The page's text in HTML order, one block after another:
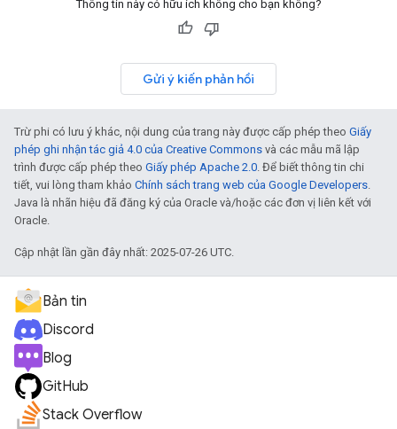
Thông tin này có hữu ích không cho bạn không?
Gửi ý kiến phản hồi
Trừ phi có lưu ý khác, nội dung của trang này được cấp phép theo Giấy
phép ghi nhận tác giả 4.0 của Creative Commons và các mẫu mã lập
trình được cấp phép theo Giấy phép Apache 2.0. Để biết thông tin chi
tiết, vui lòng tham khảo Chính sách trang web của Google Developers.
Java là nhãn hiệu đã đăng ký của Oracle và/hoặc các đơn vị liên kết với
Oracle.
Cập nhật lần gần đây nhất: 2025-07-26 UTC.
Bản tin
Discord
Blog
GitHub
Stack Overflow